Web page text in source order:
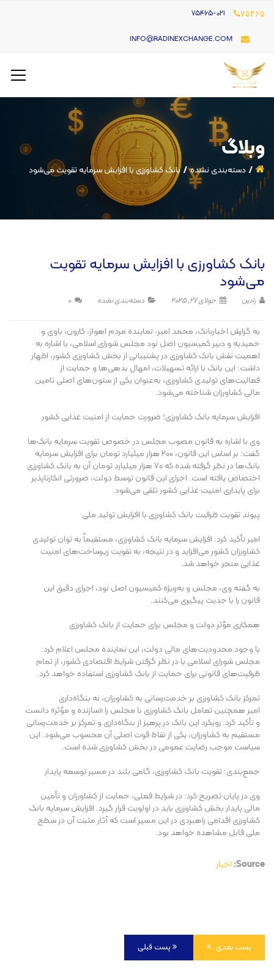
۷۵۴۶۵
INFO@RADINEXCHANGE.COM
وبلاگ
دسته‌بندی نشده بانک کشاورزی با افزایش سرمایه تقویت می‌شود
بانک کشاورزی با افزایش سرمایه تقویت
می‌شود
رادین جولای 27, 2025 دسته‌بندی نشده 0
به گزارش اخباربانک، محمد امیر، نماینده مردم اهواز، کارون، باوی و
حمیدیه و دبیر کمیسیون اصل نود مجلس شورای اسلامی، با اشاره به
اهمیت نقش بانک کشاورزی در پشتیبانی از بخش کشاورزی کشور، اظهار
داشت: این بانک با ارائه تسهیلات، امهال بدهی‌ها و حمایت از
فعالیت‌های تولیدی کشاورزی، به‌عنوان یکی از ستون‌های اصلی تامین
مالی کشاورزان شناخته می‌شود.
افزایش سرمایه بانک کشاورزی؛ ضرورت حمایت از امنیت غذایی کشور
وی با اشاره به قانون مصوب مجلس در خصوص تقویت سرمایه بانک‌ها
گفت: بر اساس این قانون، ۲۰۰ هزار میلیارد تومان برای افزایش سرمایه
بانک‌ها در نظر گرفته شده که ۷۰ هزار میلیارد تومان آن به بانک کشاورزی
اختصاص یافته است. اجرای این قانون توسط دولت، ضرورتی انکارناپذیر
برای پایداری امنیت غذایی کشور تلقی می‌شود.
پیوند تقویت ظرفیت بانک کشاورزی با افزایش تولید ملی
امیر تأکید کرد: افزایش سرمایه بانک کشاورزی، مستقیماً به توان تولیدی
کشاورزان کشور می‌افزاید و در نتیجه، به تقویت زیرساخت‌های امنیت
غذایی منجر خواهد شد.
به گفته وی، مجلس و به‌ویژه کمیسیون اصل نود، اجرای دقیق این
قانون را با جدیت پیگیری می‌کنند.
همکاری مؤثر دولت و مجلس برای حمایت از بانک کشاورزی
با وجود محدودیت‌های مالی دولت، این نماینده مجلس اعلام کرد:
مجلس شورای اسلامی با در نظر گرفتن شرایط اقتصادی کشور، از تمام
ظرفیت‌های قانونی برای حمایت از بانک کشاورزی استفاده خواهد کرد.
تمرکز بانک کشاورزی بر خدمت‌رسانی به کشاورزان، نه بنگاه‌داری
امیر همچنین تعامل بانک کشاورزی با مجلس را «سازنده و مؤثر» دانست
و تأکید کرد: رویکرد این بانک در پرهیز از بنگاه‌داری و تمرکز بر خدمت‌رسانی
مستقیم به کشاورزان، یکی از نقاط قوت اصلی آن محسوب می‌شود. این
سیاست موجب رضایت عمومی در بخش کشاورزی شده است.
جمع‌بندی: تقویت بانک کشاورزی، گامی بلند در مسیر توسعه پایدار
وی در پایان تصریح کرد: در شرایط فعلی، حمایت از کشاورزان و تأمین
مالی پایدار بخش کشاورزی باید در اولویت قرار گیرد. افزایش سرمایه بانک
کشاورزی اقدامی راهبردی در این مسیر است که آثار مثبت آن در سطح
ملی قابل مشاهده خواهد بود.
Source: اخبار
پست قبلی پست بعدی